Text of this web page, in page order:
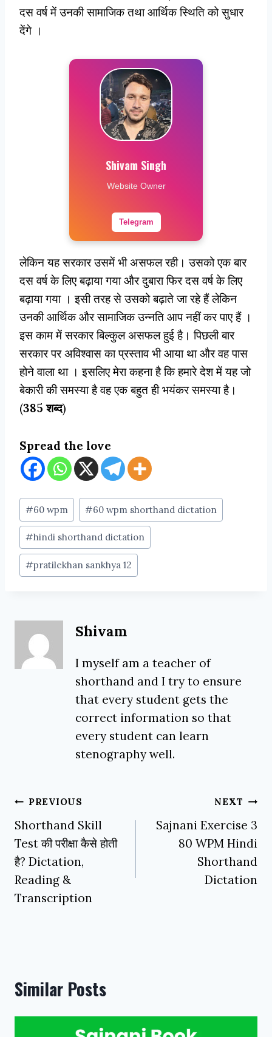
दस वर्ष में उनकी सामाजिक तथा आर्थिक स्थिति को सुधार
देंगे ।
Shivam Singh
Website Owner
Telegram
लेकिन यह सरकार उसमें भी असफल रही। उसको एक बार
दस वर्ष के लिए बढ़ाया गया और दुबारा फिर दस वर्ष के लिए
बढ़ाया गया । इसी तरह से उसको बढ़ाते जा रहे हैं लेकिन
उनकी आर्थिक और सामाजिक उन्नति आप नहीं कर पाए हैं ।
इस काम में सरकार बिल्कुल असफल हुई है। पिछली बार
सरकार पर अविश्वास का प्रस्ताव भी आया था और वह पास
होने वाला था । इसलिए मेरा कहना है कि हमारे देश में यह जो
बेकारी की समस्या है वह एक बहुत ही भयंकर समस्या है।
(385 शब्द)
Spread the love
Post
Tags:
#60 wpm #60 wpm shorthand dictation
#hindi shorthand dictation
#pratilekhan sankhya 12
Shivam
I myself am a teacher of
shorthand and I try to ensure
that every student gets the
correct information so that
every student can learn
stenography well.
Post
navigation
PREVIOUS
Shorthand Skill
Test की परीक्षा कैसे होती
है? Dictation,
Reading &
Transcription
NEXT
Sajnani Exercise 3
80 WPM Hindi
Shorthand
Dictation
Similar Posts